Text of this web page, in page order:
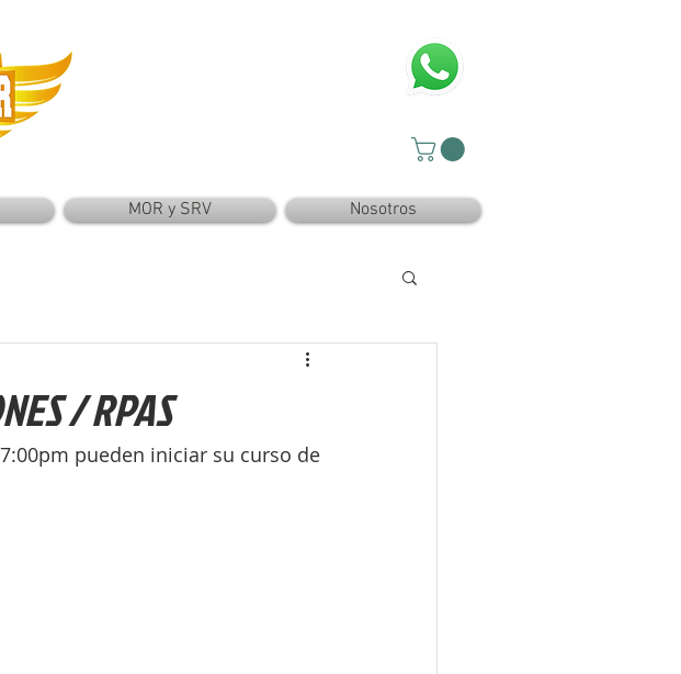
MOR y SRV Nosotros
/ RPAS
pueden iniciar su curso de